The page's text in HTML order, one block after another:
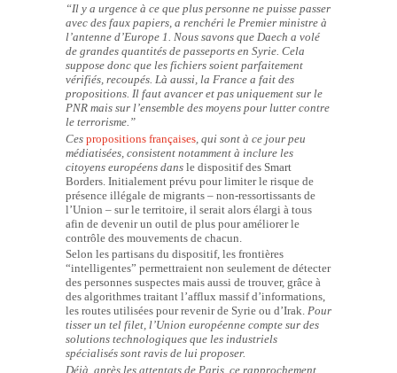
“Il y a urgence à ce que plus personne ne puisse passer
avec des faux papiers, a renchéri le Premier ministre à
l’antenne d’Europe 1. Nous savons que Daech a volé
de grandes quantités de passeports en Syrie. Cela
suppose donc que les fichiers soient parfaitement
vérifiés, recoupés. Là aussi, la France a fait des
propositions. Il faut avancer et pas uniquement sur le
PNR mais sur l’ensemble des moyens pour lutter contre
le terrorisme.”
Ces propositions françaises , qui sont à ce jour peu
médiatisées, consistent notamment à inclure les
citoyens européens dans le dispositif des Smart
Borders. Initialement prévu pour limiter le risque de
présence illégale de migrants – non-ressortissants de
l’Union – sur le territoire, il serait alors élargi à tous
afin de devenir un outil de plus pour améliorer le
contrôle des mouvements de chacun.
Selon les partisans du dispositif, les frontières
“intelligentes” permettraient non seulement de détecter
des personnes suspectes mais aussi de trouver, grâce à
des algorithmes traitant l’afflux massif d’informations,
les routes utilisées pour revenir de Syrie ou d’Irak. Pour
tisser un tel filet, l’Union européenne compte sur des
solutions technologiques que les industriels
spécialisés sont ravis de lui proposer.
Déjà, après les attentats de Paris, ce rapprochement